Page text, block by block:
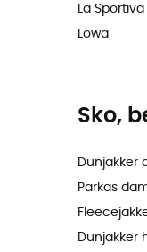
La Sportiva
Lowa
Sko,
Dunjakker
Parkas
Dunjakker